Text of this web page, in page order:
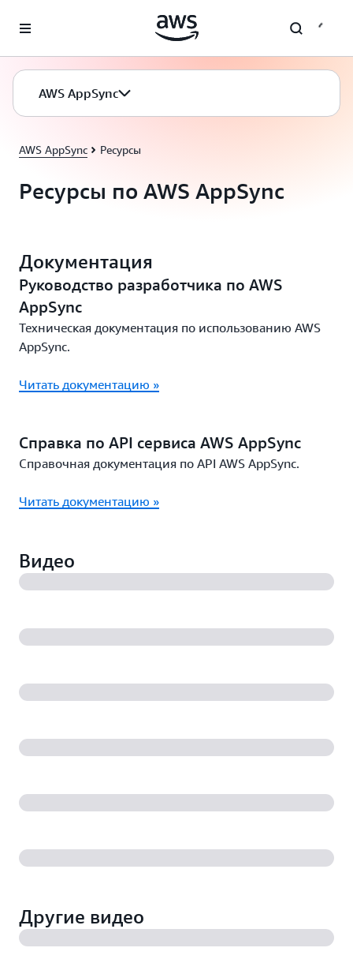
Перейти к главному контенту
AWS AppSync
AWS AppSync Ресурсы
Ресурсы по AWS AppSync
Документация
Руководство разработчика по AWS
AppSync
Техническая документация по использованию AWS
AppSync.
Читать документацию »
Справка по API сервиса AWS AppSync
Справочная документация по API AWS AppSync.
Читать документацию »
Видео
Другие видео